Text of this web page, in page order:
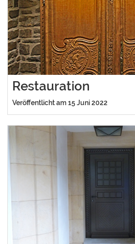
Restauration
Veröffentlicht am 15 Juni 2022